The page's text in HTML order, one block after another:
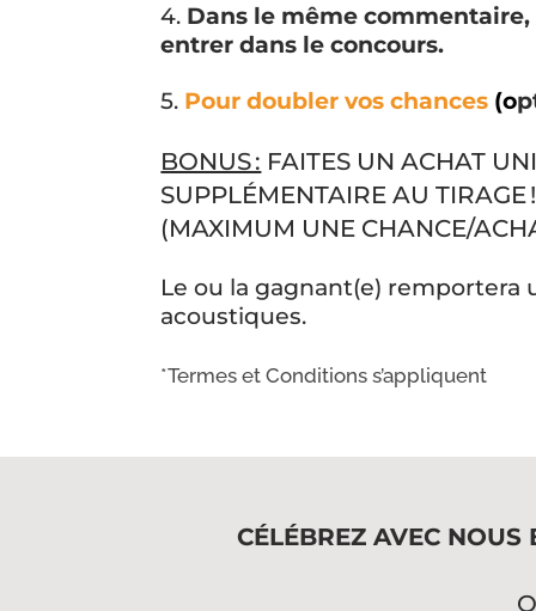
4. Dans le même
entrer dans le concours.
5. Pour doubler vos chances (o
BONUS : FAITES UN ACHAT
SUPPLÉMENTAIRE AU TIRAGE !
(MAXIMUM UNE CHANCE/
Le ou la gagnant(e) remportera
acoustiques.
*Termes et Conditions s’appliquent
CÉLÉBREZ AVEC NOUS